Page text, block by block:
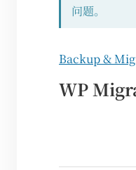
问题。
Backup &
WP